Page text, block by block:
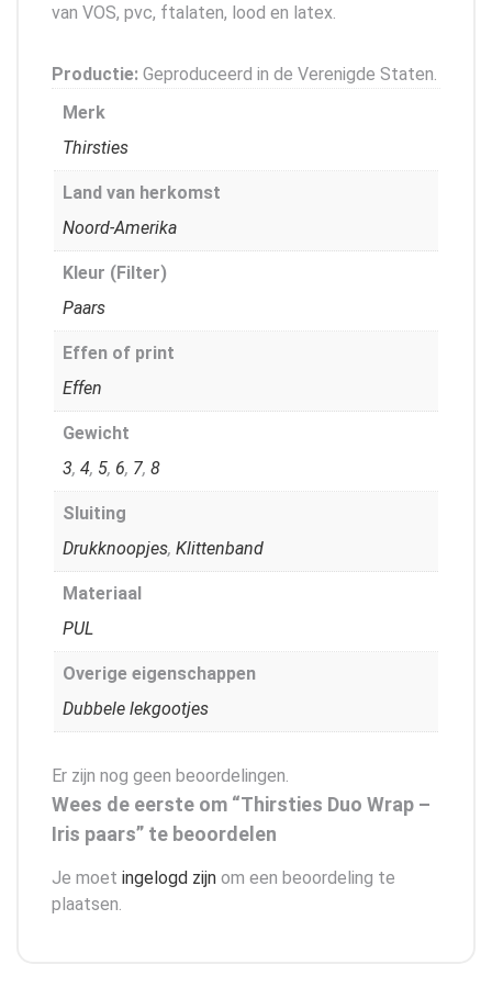
van VOS, pvc, ftalaten, lood en latex.
Productie: Geproduceerd in de Verenigde Staten.
Merk
Thirsties
Land van herkomst
Noord-Amerika
Kleur (Filter)
Paars
Effen of print
Effen
Gewicht
3, 4, 5, 6, 7, 8
Sluiting
Drukknoopjes, Klittenband
Materiaal
PUL
Overige eigenschappen
Dubbele lekgootjes
Er zijn nog geen beoordelingen.
Wees de eerste om “Thirsties Duo Wrap –
Iris paars” te beoordelen
Je moet ingelogd zijn om een beoordeling te
plaatsen.